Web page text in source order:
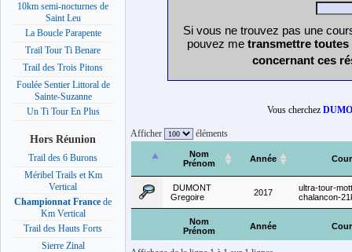
10km semi-nocturnes de
Saint Leu
La Boucle Parapente
Trail Tour Ti Benare
Trail des Trois Pitons
Foulée Sentier Littoral de
Sainte-Suzanne
Un Ti Tour En Plus
Hors Réunion
Trail des 6 Burons
Méribel Trails et Km
Vertical
Championnat France de
Km Vertical
Trail des Hauts Forts
Sierre Zinal
Si vous ne trouvez pas une
pouvez me transmettre
concernant ces
Vous cherchez
Afficher éléments
Nom
Prénom
Année
Nom
Prénom
Année
DUMONT
Gregoire
2017
ultra-tour-
chalancon-